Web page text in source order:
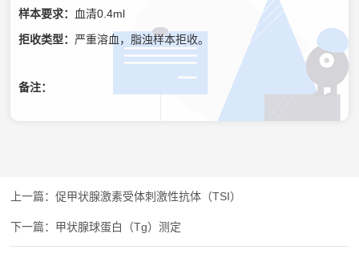
样本要求： 血清0.4ml
拒收类型： 严重溶血，脂浊样本拒收。
备注：
促甲状腺激素受体刺激性抗体（TSI）
甲状腺球蛋白（Tg）测定